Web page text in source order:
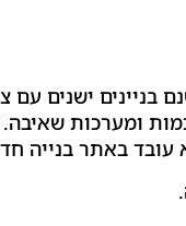
בניינים ישנים
ומערכות שאיבה.
עובד באתר בנייה